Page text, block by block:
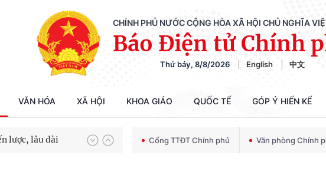
CHÍNH PHỦ NƯỚC CỘNG HÒA XÃ HỘI CHỦ NGHĨA
Báo Điện tử Chính
Thứ bảy, 8/8/2026 English 中文
VĂN HÓA XÃ HỘI KHOA GIÁO QUỐC TẾ GÓP Ý HIẾN KẾ
mới
Chiến dịch 500 ngày đêm tìm kiếm, quy tập và xác định danh tính hài cốt liệt sĩ
Bảo vệ nền tảng tư tưởng của Đảng trong kỷ nguyên phát triển mới
lược, lâu dài Cổng TTĐT Chính phủ Văn phòng Chính